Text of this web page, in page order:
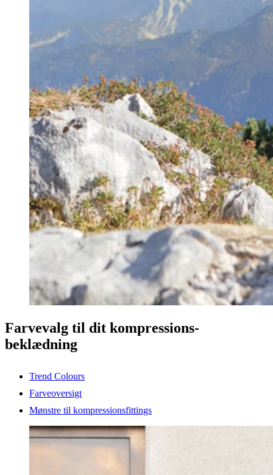
Farvevalg til dit kompressions-
beklædning
Trend Colours
Farveoversigt
Mønstre til kompressionsfittings